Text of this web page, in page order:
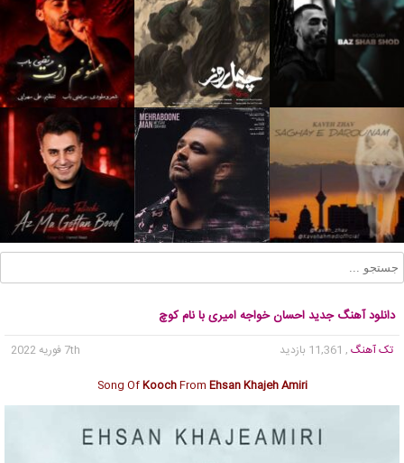
دانلود آهنگ جدید احسان خواجه امیری با نام کوچ
تک آهنگ , 11,361 بازدید
7th فوریه 2022
Song OfKoochFrom Ehsan Khajeh Amiri